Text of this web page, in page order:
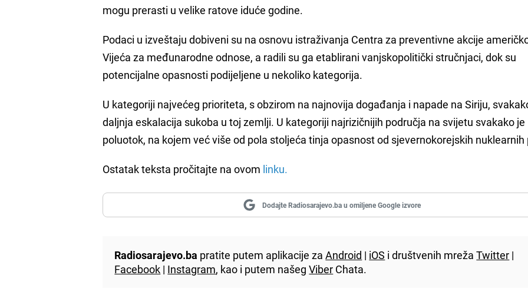
mogu prerasti u velike ratove iduće godine.
Podaci u izveštaju dobiveni su na osnovu istraživanja Centra za preventivne akcije
Vijeća za međunarodne odnose, a radili su ga etablirani vanjskopolitički stručnjaci, dok su
potencijalne opasnosti podijeljene u nekoliko kategorija.
U kategoriji najvećeg prioriteta, s obzirom na najnovija događanja i napade na Siriju,
daljnja eskalacija sukoba u toj zemlji. U kategoriji najrizičnijih područja na svijetu svakako je
poluotok, na kojem već više od pola stoljeća tinja opasnost od sjevernokorejskih
Ostatak teksta pročitajte na ovom linku.
Dodajte Radiosarajevo.ba u omiljene Google izvore
Radiosarajevo.ba pratite putem aplikacije zaAndroid | iOS i društvenih mrežaTwitter |
Facebook | Instagram, kao i putem našegViber Chata.